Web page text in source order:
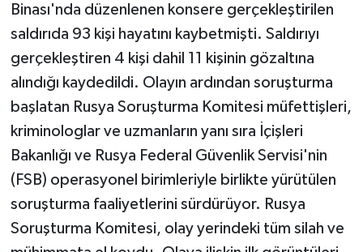
Binası'nda düzenlenen konsere gerçekleştirilen
saldırıda 93 kişi hayatını kaybetmişti. Saldırıyı
gerçekleştiren 4 kişi dahil 11 kişinin gözaltına
alındığı kaydedildi. Olayın ardından soruşturma
başlatan Rusya Soruşturma Komitesi müfettişleri,
kriminologlar ve uzmanların yanı sıra İçişleri
Bakanlığı ve Rusya Federal Güvenlik Servisi'nin
(FSB) operasyonel birimleriyle birlikte yürütülen
soruşturma faaliyetlerini sürdürüyor. Rusya
Soruşturma Komitesi, olay yerindeki tüm silah ve